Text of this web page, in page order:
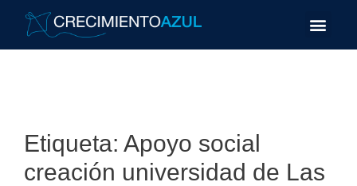
Etiqueta: Apoyo social
creación universidad de Las